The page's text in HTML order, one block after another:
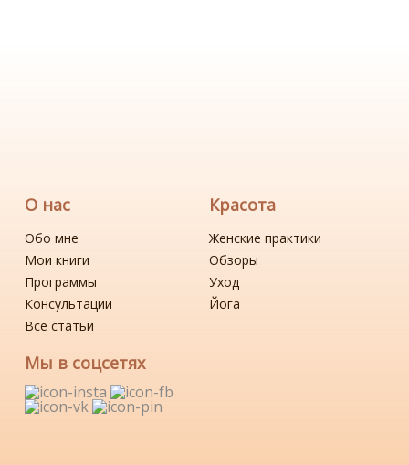
О нас
Обо мне
Мои книги
Программы
Консультации
Все статьи
Мы в соцсетях
Красота
Женские практики
Обзоры
Уход
Йога